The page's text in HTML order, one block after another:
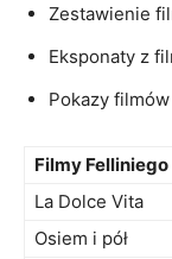
Zestawienie⁢
Eksponaty z⁣
Pokazy
Filmy Felliniego
La Dolce Vita
Osiem i​ pół